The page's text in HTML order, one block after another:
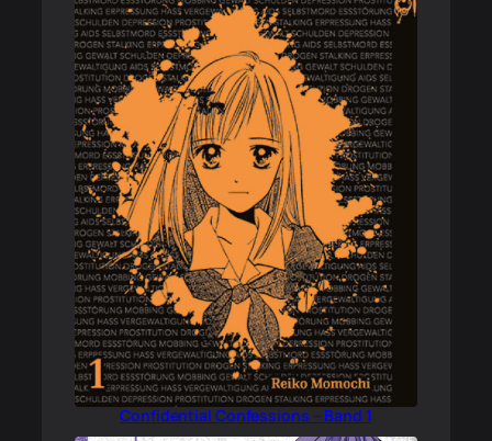
Confidential Confessions – Band 1